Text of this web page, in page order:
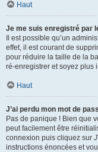
Haut
Je me suis enregistré par
Il est possible qu’un
effet, il est courant de
pour réduire la taille de la
ré-enregistrer et soyez plus
Haut
J’ai perdu mon mot de
Pas de panique ! Bien que
peut facilement être
connexion puis cliquez sur
instructions énoncées et